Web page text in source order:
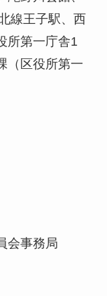
線王子駅、西
所第一庁舎1
（区役所第一
会事務局